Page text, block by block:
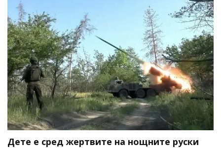
Дете е сред жертвите на нощните руски